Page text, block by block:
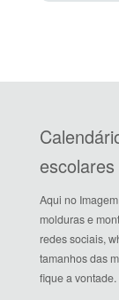
Aqui no
molduras e
redes sociais,
tamanhos das
fique a